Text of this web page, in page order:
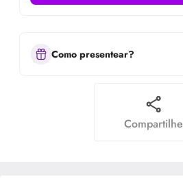
Como presentear?
Compartilhe